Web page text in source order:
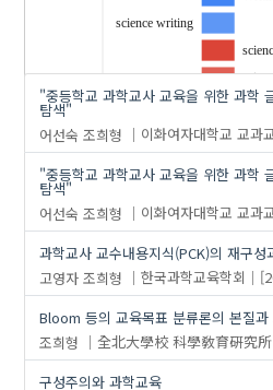
science writing
과학글쓰기
과학글쓰기교과
과학글쓰기영역
글쓰기학습
학습
의 발표논문(36)
"중등학교 과학교사 교육을 위한 과학
탐색"
어선숙 조희형 이화여자대학교 교과
"중등학교 과학교사 교육을 위한 과학
탐색"
어선숙 조희형 이화여자대학교 교과
과학교사 교수내용지식(PCK)의 재구성
고영자 조희형 한국과학교육학회
Bloom 등의 교육목표 분류론의 본질과
조희형
全北大學校 科學敎育硏究所
구성주의와 과학교육